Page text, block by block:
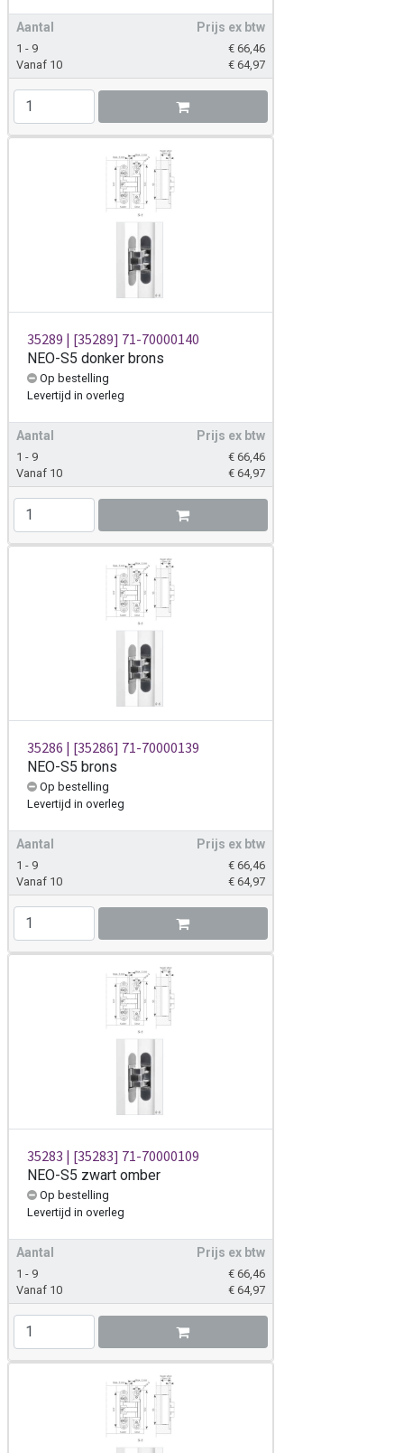
Aantal Prijs ex btw
1 - 9 € 66,46
Vanaf 10
€ 64,97
35289 | [35289] 71-70000140
NEO-S5 donker brons
Op bestelling
Levertijd in overleg
Aantal Prijs ex btw
1 - 9 € 66,46
Vanaf 10
€ 64,97
35286 | [35286] 71-70000139
NEO-S5 brons
Op bestelling
Levertijd in overleg
Aantal Prijs ex btw
1 - 9 € 66,46
Vanaf 10
€ 64,97
35283 | [35283] 71-70000109
NEO-S5 zwart omber
Op bestelling
Levertijd in overleg
Aantal Prijs ex btw
1 - 9 € 66,46
Vanaf 10
€ 64,97